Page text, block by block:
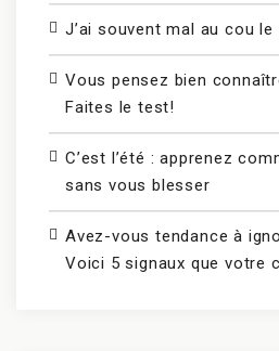
J’ai souvent mal au cou
Vous pensez bien
Faites le test!
C’est l’été : apprenez
sans vous blesser
Avez-vous tendance à
Voici 5 signaux que votre